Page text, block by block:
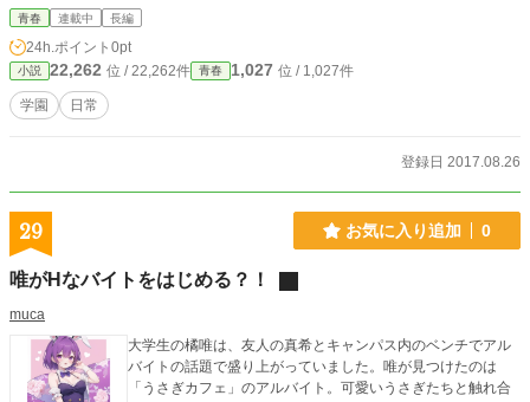
する。 平和な日常生活と不思議な事件が織りなす学園ドタバタストーリー！ ※
拙作は『不思議な事件が起こる学校で【原作版】(http://ncode.syosetu.com/n7
464cg/)』の改稿版です。
青春 連載中 長編
24h.ポイント 0pt
小説 22,262 位 / 22,262件 青春 1,027 位 / 1,027件
学園 日常
登録日 2017.08.26
29 お気に入り追加 0
唯がHなバイトをはじめる？！
muca
大学生の橘唯は、友人の真希とキャンパス内のベンチでアル
バイトの話題で盛り上がっていました。​唯が見つけたのは
「うさぎカフェ」のアルバイト。​可愛いうさぎたちと触れ合